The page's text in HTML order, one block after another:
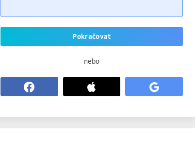
Pokračovat
nebo